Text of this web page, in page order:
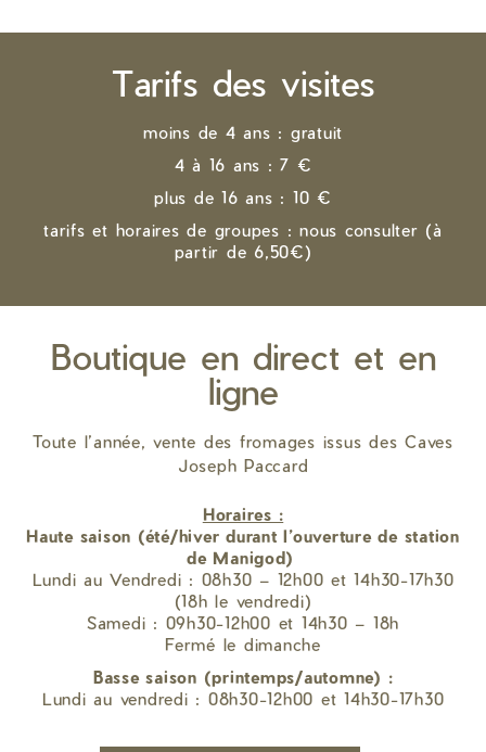
Tarifs des visites
moins de 4 ans : gratuit
4 à 16 ans : 7 €
plus de 16 ans : 10 €
tarifs et horaires de groupes : nous consulter (à
partir de 6,50€)
Boutique en direct et en
ligne
Toute l’année, vente des fromages issus des Caves
Joseph Paccard
Horaires :
Haute saison (été/hiver durant l’ouverture de station
de Manigod)
Lundi au Vendredi : 08h30 – 12h00 et 14h30-17h30
(18h le vendredi)
Samedi : 09h30-12h00 et 14h30 – 18h
Fermé le dimanche
Basse saison (printemps/automne) :
Lundi au vendredi : 08h30-12h00 et 14h30-17h30